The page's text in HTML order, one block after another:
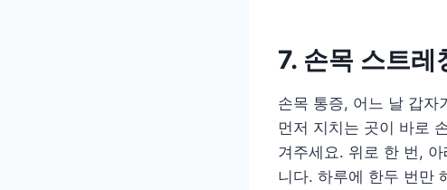
7. 손목 스트레
손목 통증, 어느 날 갑자
먼저 지치는 곳이 바로
겨주세요. 위로 한 번,
니다. 하루에 한두 번만